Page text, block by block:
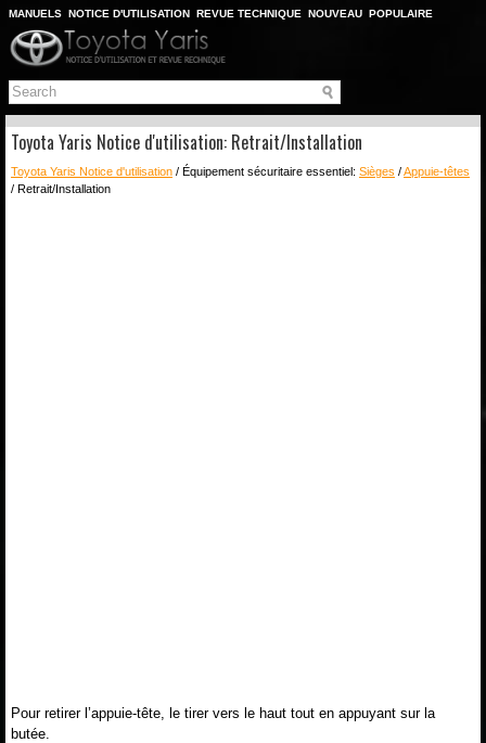
MANUELS NOTICE D'UTILISATION REVUE TECHNIQUE NOUVEAU POPULAIRE
PLAN DU SITE
CHERCHER
Toyota Yaris Notice d'utilisation: Retrait/Installation
Toyota Yaris Notice d'utilisation / Équipement sécuritaire essentiel: Sièges /Appuie-têtes
/ Retrait/Installation
Pour retirer l’appuie-tête, le tirer vers le haut tout en appuyant sur la
butée.